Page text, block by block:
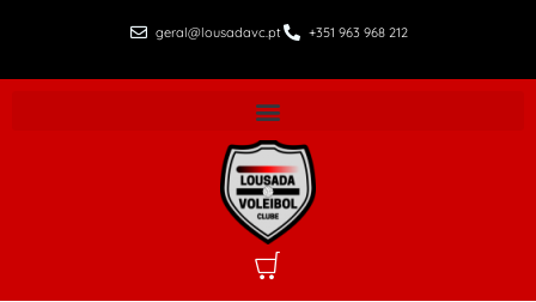
geral@lousadavc.pt +351 963 968 212